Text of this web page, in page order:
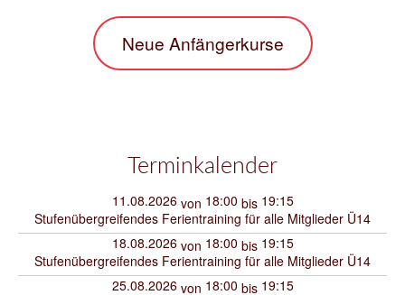
Unsere Trainer
Mitglieder-werben-Mitglieder
Downloads / Anmeldeformular
Neue Anfängerkurse
Terminkalender
11.08.2026von 18:00 bis 19:15
Stufenübergreifendes Ferientraining für alle Mitglieder Ü14
18.08.2026von 18:00 bis 19:15
Stufenübergreifendes Ferientraining für alle Mitglieder Ü14
25.08.2026von 18:00 bis 19:15